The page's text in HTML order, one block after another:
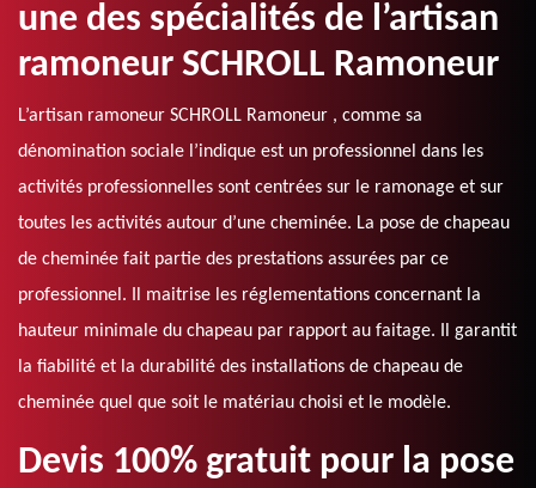
une des spécialités de l’artisan
ramoneur SCHROLL Ramoneur
L’artisan ramoneur SCHROLL Ramoneur , comme sa
dénomination sociale l’indique est un professionnel dans les
activités professionnelles sont centrées sur le ramonage et sur
toutes les activités autour d’une cheminée. La pose de chapeau
de cheminée fait partie des prestations assurées par ce
professionnel. Il maitrise les réglementations concernant la
hauteur minimale du chapeau par rapport au faitage. Il garantit
la fiabilité et la durabilité des installations de chapeau de
cheminée quel que soit le matériau choisi et le modèle.
Devis 100% gratuit pour la pose